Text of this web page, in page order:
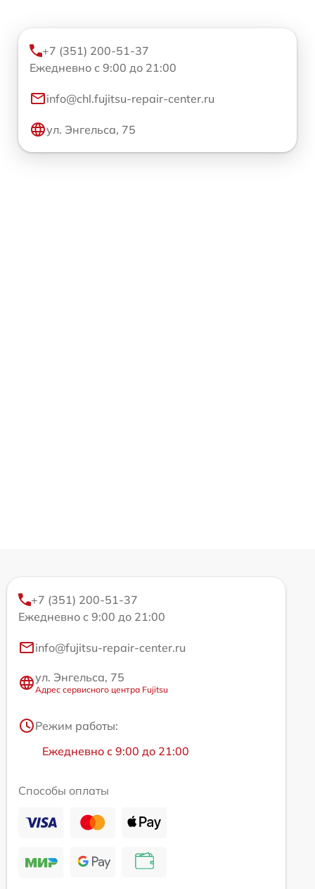
+7 (351) 200-51-37
Ежедневно с 9:00 до 21:00
info@chl.fujitsu-repair-center.ru
ул. Энгельса, 75
+7 (351) 200-51-37
Ежедневно с 9:00 до 21:00
info@fujitsu-repair-center.ru
ул. Энгельса, 75
Адрес сервисного центра Fujitsu
Режим работы:
Ежедневно с 9:00 до 21:00
Способы оплаты